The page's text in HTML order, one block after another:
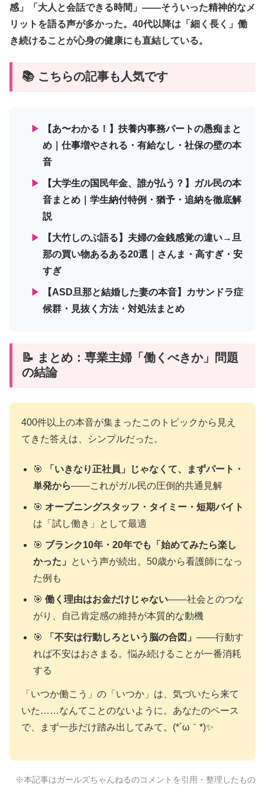
感」「大人と会話できる時間」——そういった精神的なメ
リットを語る声が多かった。40代以降は「細く長く」働
き続けることが心身の健康にも直結している。
📚 こちらの記事も人気です
▶
【あ〜わかる！】扶養内事務パートの愚痴まと
め｜仕事増やされる・有給なし・社保の壁の本
音
▶
【大学生の国民年金、誰が払う？】ガル民の本
音まとめ｜学生納付特例・猶予・追納を徹底解
説
▶
【大竹しのぶ語る】夫婦の金銭感覚の違い→旦
那の買い物あるある20選｜さんま・高すぎ・安
すぎ
▶
【ASD旦那と結婚した妻の本音】カサンドラ症
候群・見抜く方法・対処法まとめ
📝 まとめ：専業主婦「働くべきか」問題
の結論
400件以上の本音が集まったこのトピックから見え
てきた答えは、シンプルだった。
🎯
「いきなり正社員」じゃなくて、まずパート・
単発から——これがガル民の圧倒的共通見解
🎯 オープニングスタッフ・タイミー・短期バイト
は「試し働き」として最適
🎯 ブランク10年・20年でも「始めてみたら楽し
かった」
という声が続出。50歳から看護師になっ
た例も
🎯 働く理由はお金だけじゃない——社会とのつな
がり、自己肯定感の維持が本質的な動機
🎯 「不安は行動しろという脳の合図」 ——行動す
れば不安はおさまる。悩み続けることが一番消耗
する
「いつか働こう」の「いつか」は、気づいたら来て
いた……なんてことのないように。あなたのペース
で、まず一歩だけ踏み出してみて。(*´ω｀*)✨
※本記事はガールズちゃんねるのコメントを引用・整理したもの